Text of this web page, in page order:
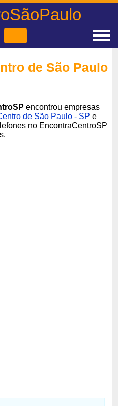
de São Paulo
encontrou empresas
de São Paulo - SP e
no EncontraCentroSP